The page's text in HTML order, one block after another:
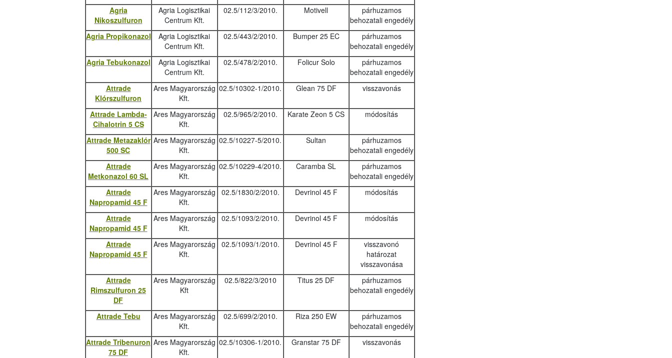
Agria
Nikoszulfuron
Agria Logisztikai
Centrum Kft.
02.5/112/3/2010. Motivell
párhuzamos
behozatali engedély
Agria Propikonazol
Agria Logisztikai
Centrum Kft.
02.5/443/2/2010. Bumper 25 EC
párhuzamos
behozatali engedély
Agria Tebukonazol
Agria Logisztikai
Centrum Kft.
02.5/478/2/2010. Folicur Solo
párhuzamos
behozatali engedély
Attrade
Klórszulfuron
Ares Magyarország
Kft.
02.5/10302-1/2010. Glean 75 DF visszavonás
Attrade Lambda-
Cihalotrin 5 CS
Ares Magyarország
Kft.
02.5/965/2/2010. Karate Zeon 5 CS módosítás
Attrade Metazaklór
500 SC
Ares Magyarország
Kft.
02.5/10227-5/2010. Sultan
párhuzamos
behozatali engedély
Attrade
Metkonazol 60 SL
Ares Magyarország
Kft.
02.5/10229-4/2010. Caramba SL
párhuzamos
behozatali engedély
Attrade
Napropamid 45 F
Ares Magyarország
Kft.
02.5/1830/2/2010. Devrinol 45 F módosítás
Attrade
Napropamid 45 F
Ares Magyarország
Kft.
02.5/1093/2/2010. Devrinol 45 F módosítás
Attrade
Napropamid 45 F
Ares Magyarország
Kft.
02.5/1093/1/2010. Devrinol 45 F
visszavonó
határozat
visszavonása
Attrade
Rimszulfuron 25
DF
Ares Magyarország
Kft
02.5/822/3/2010 Titus 25 DF
párhuzamos
behozatali engedély
Attrade Tebu
Ares Magyarország
Kft.
02.5/699/2/2010. Riza 250 EW
párhuzamos
behozatali engedély
Attrade Tribenuron
75 DF
Ares Magyarország
Kft.
02.5/10306-1/2010. Granstar 75 DF visszavonás